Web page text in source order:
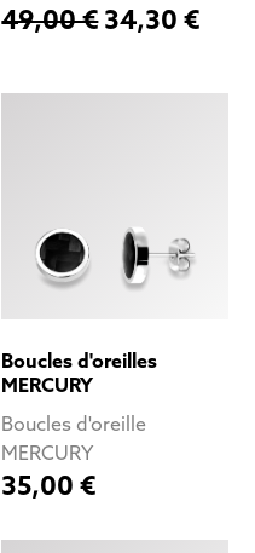
49,00 €34,30 €
Boucles d'oreilles
MERCURY
Boucles d'oreille
MERCURY
35,00 €